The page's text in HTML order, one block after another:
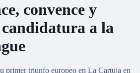
convence y
candidatura a la
primer triunfo europeo en La Cartuja en